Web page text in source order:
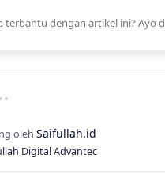
terbantu dengan artikel ini? Ayo
Digital Advantec